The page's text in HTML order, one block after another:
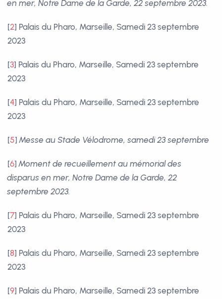
en mer, Notre Dame de la Garde, 22 septembre 2023.
[2] Palais du Pharo, Marseille, Samedi 23 septembre
2023
[3] Palais du Pharo, Marseille, Samedi 23 septembre
2023
[4] Palais du Pharo, Marseille, Samedi 23 septembre
2023
[5]Messe au Stade Vélodrome, samedi 23 septembre
[6]Moment de recueillement au mémorial des
disparus en mer, Notre Dame de la Garde, 22
septembre 2023.
[7] Palais du Pharo, Marseille, Samedi 23 septembre
2023
[8] Palais du Pharo, Marseille, Samedi 23 septembre
2023
[9] Palais du Pharo, Marseille, Samedi 23 septembre